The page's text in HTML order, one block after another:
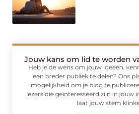
Jouw kans om lid te worden
Heb je de wens om jouw ideeën,
een breder publiek te delen? Ons
mogelijkheid om je blog te
lezers die geïnteresseerd zijn in jouw
laat jouw stem